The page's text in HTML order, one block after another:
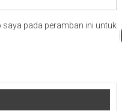
pada peramban ini untuk